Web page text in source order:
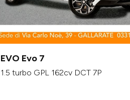
EVO Evo 7
1.5 turbo GPL 162cv DCT 7P